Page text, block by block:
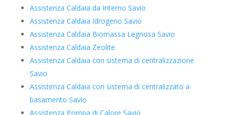
Assistenza Caldaia da Interno Savio
Assistenza Caldaia Idrogeno Savio
Assistenza Caldaia Biomassa Legnosa Savio
Assistenza Caldaia Zeolite
Assistenza Caldaia con sistema di centralizzazione
Savio
Assistenza Caldaia con sistema di centralizzato a
basamento Savio
Assistenza Pompa di Calore Savio